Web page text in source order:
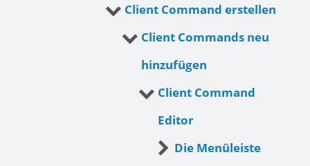
Client Command erstellen
Client Commands neu
hinzufügen
Client Command
Editor
Die Menüleiste